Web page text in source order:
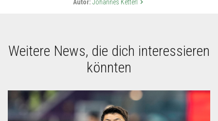
Autor: Johannes Ketterl keyboard_arrow_right
Weitere News, die dich interessieren
könnten